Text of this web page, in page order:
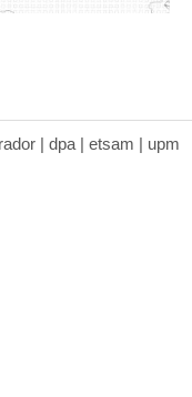
| dpa | etsam | upm